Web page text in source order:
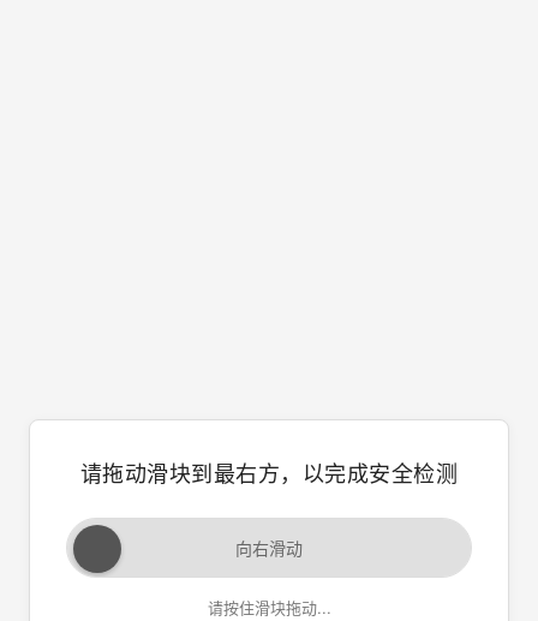
请拖动滑块到最右方，以完成安全检测
向右滑动
请按住滑块拖动...